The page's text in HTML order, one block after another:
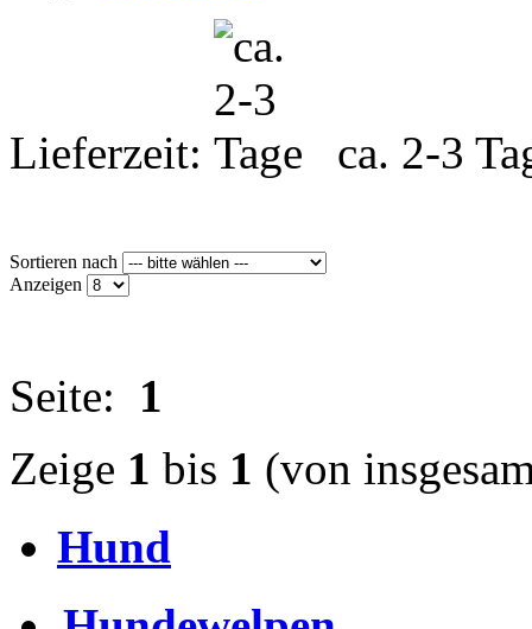
Lieferzeit: ca. 2-3
Sortieren nach
Anzeigen
Seite: 1
Zeige 1 bis 1 (von
Hund